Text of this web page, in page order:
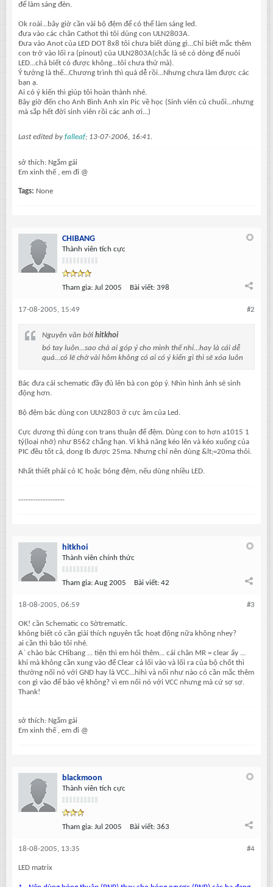
để làm sáng đèn.
Ok roài...bây giờ cần vài bộ đệm để có thể làm sáng led.
đưa vào các chân Cathot thì tôi dùng con ULN2803A.
Đưa vào Anot của LED DOT 8x8 tôi chưa biết dùng gì...Chỉ biết mắc thêm
con trở vào lối ra (pinout) của ULN2803A(chắc là sẽ có dòng để nuôi
LED...chả biết có được không...tôi chưa thử mà).
Ý tưởng là thế...Chương trình thì quá dễ rồi...Nhưng chưa làm được các
bạn ạ.
Ai có ý kiến thì giúp tôi hoàn thành nhé.
Bây giờ đến cho Anh Bình Anh xin Pic về học (Sinh viên củ chuối...nhưng
mà sắp hết đời sinh viên rồi các anh ơi...)
Last edited by falleaf; 13-07-2006, 16:41.
sở thích: Ngắm gái
Em xinh thế , em đi @
Tags: None
CHIBANG
Thành viên tích cực
Tham gia: Jul 2005 Bài viết: 398
#2
17-08-2005, 15:49
Nguyên văn bởi hitkhoi
bó tay luôn...sao chả ai góp ý cho mình thế nhỉ...hay là cái dễ
quá...có lẽ chờ vài hôm không có ai có ý kiến gì thì sẽ xóa luôn
Bác đưa cái schematic đầy đủ lên bà con góp ý. Nhìn hình ảnh sẽ sinh
động hơn.
Bộ đệm bác dùng con ULN2803 ở cực âm của Led.
Cực dương thì dùng con trans thuận để đệm. Dùng con to hơn a1015 1
tý(loại nhỡ) như B562 chẳng hạn. Vi khả năng kéo lên và kéo xuống của
PIC đều tốt cả, dong Ib được 25ma. Nhưng chỉ nên dùng &lt;=20ma thôi.
Nhất thiết phải có IC hoặc bóng đệm, nếu dùng nhiều LED.
-------------------
hitkhoi
Thành viên chính thức
Tham gia: Aug 2005 Bài viết: 42
#3
18-08-2005, 06:59
OK! cần Schematic co Sờtrematíc.
không biết có cần giải thích nguyên tắc hoạt động nữa không nhey?
ai cần thì bảo tôi nhé.
A` chào bác CHibang ... tiện thì em hỏi thêm... cái chân MR = clear ấy ...
khi mà không cần xung vào để Clear cả lối vào và lối ra của bộ chốt thì
thường nối nó với GND hay là VCC...hihì và nối như nào có cần mắc thêm
con gì vào để bảo vệ không? vì em nối nó với VCC nhưng mà cứ sợ sợ.
Thank!
sở thích: Ngắm gái
Em xinh thế , em đi @
blackmoon
Thành viên tích cực
Tham gia: Jul 2005 Bài viết: 363
#4
18-08-2005, 13:35
LED matrix